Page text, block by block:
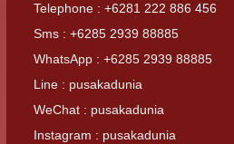
Telephone : +6281 222 886 456
Sms : +6285 2939 88885
WhatsApp : +6285 2939 88885
Line : pusakadunia
WeChat : pusakadunia
Instagram : pusakadunia